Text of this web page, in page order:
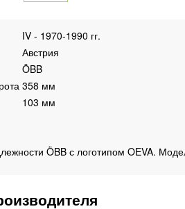
IV - 1970-1990 гг.
Австрия
ÖBB
358 мм
103 мм
ÖBB с логотипом OEVA.